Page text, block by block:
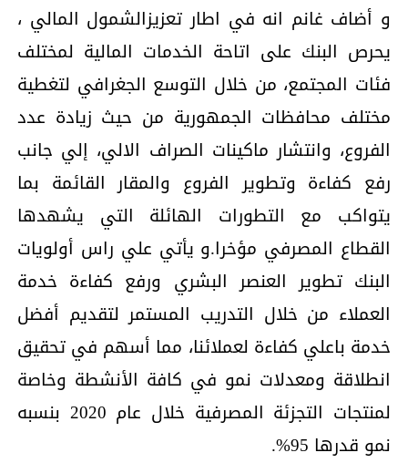
و أضاف غانم انه في اطار تعزيزالشمول المالي ،
يحرص البنك على اتاحة ﺍﻟﺨﺪﻣﺎﺕ ﺍﻟﻤﺎﻟﻴﺔ ﻟﻤﺨﺘﻠﻒ
ﻓﺌﺎﺕ ﺍﻟﻤﺠﺘﻤﻊ، من خلال التوسع الجغرافي لتغطية
مختلف محافظات الجمهورية من حيث زيادة عدد
الفروع، وانتشار ماكينات الصراف الالي، إلي جانب
رفع كفاءة وتطوير الفروع والمقار القائمة بما
يتواكب مع التطورات الهائلة التي يشهدها
القطاع المصرفي مؤخرا.و يأتي علي راس أولويات
البنك تطوير العنصر البشري ورفع كفاءة خدمة
العملاء من خلال التدريب المستمر لتقديم أفضل
خدمة باعلي كفاءة لعملائنا، مما أسهم في تحقيق
انطلاقة ومعدلات نمو في كافة الأنشطة وخاصة
لمنتجات التجزئة المصرفية خلال عام 2020 بنسبه
نمو قدرها 95%.